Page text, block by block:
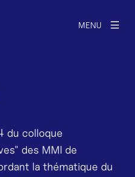
MENU
du colloque
des MMI de
la thématique du